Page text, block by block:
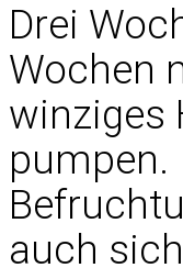
Drei
Wochen
winziges
pumpen.
auch